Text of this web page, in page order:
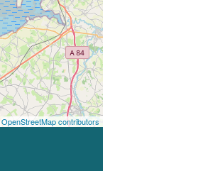
OpenStreetMap contributors